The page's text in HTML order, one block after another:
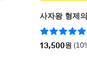
사자왕 형제
13,500원